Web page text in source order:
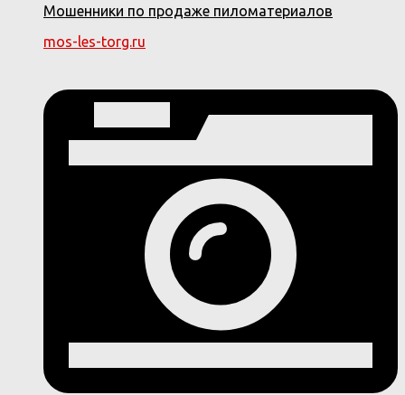
Мошенники по продаже пиломатериалов
mos-les-torg.ru